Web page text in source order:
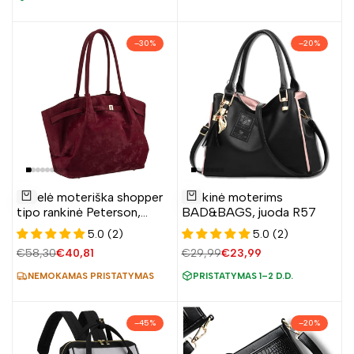
–30%
Pridėti
sąrašą
Į krepšelį
Didelė moteriška shopper
tipo rankinė Peterson,
bordo AX36 5.0 (2)
Įprasta
€58,30Pardavimo
€40,81
NEMOKAMAS PRISTATYMAS
–20%
Pridėti
į
sąrašą
Į krepšelį
Rankinė moterims
BAD&BAGS, juoda R57
5.0 (2)
Įprasta
€29,99Pardavimo
€23,99
PRISTATYMAS 1–2 D.D.
–45% –20%